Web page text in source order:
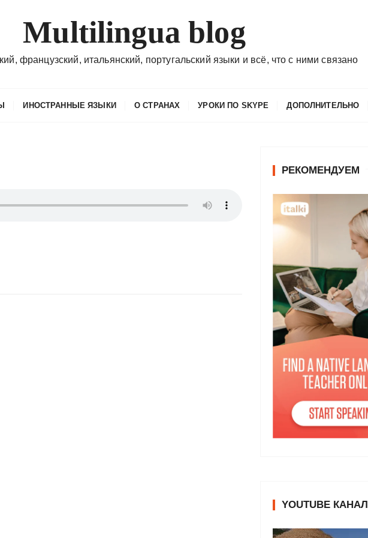
Multilingua blog
французский, итальянский, португальский языки и всё, что с ними связано
ИНОСТРАННЫЕ ЯЗЫКИ О СТРАНАХ УРОКИ ПО SKYPE ДОПОЛНИТЕЛЬНО
РЕКОМЕНДУЕМ
YOUTUBE КАНАЛ